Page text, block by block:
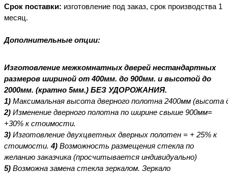
Срок поставки: изготовление под заказ, срок производства 1
месяц.
Дополнительные опции:
Изготовление межкомнатных дверей нестандартных
размеров шириной от 400мм. до 900мм. и высотой до
2000мм. (кратно 5мм.) БЕЗ УДОРОЖАНИЯ.
1) Максимальная высота дверного полотна 2400мм (высота
2) Изменение дверного полотна по ширине свыше 900мм=
+30% к стоимости.
3) Изготовление двухцветных дверных полотен = + 25% к
стоимости.4) Возможность размещения стекла по
желанию заказчика (просчитывается индивидуально)
5) Возможна замена стекла зеркалом. Зеркало